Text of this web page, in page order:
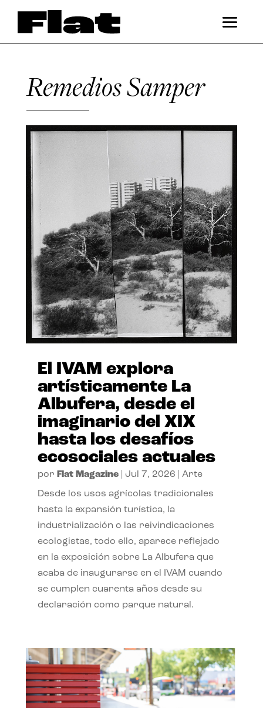
Remedios Samper
El IVAM explora
artísticamente La
Albufera, desde el
imaginario del XIX
hasta los desafíos
ecosociales actuales
por Flat Magazine| Jul 7, 2026 Arte
Desde los usos agrícolas tradicionales
hasta la expansión turística, la
industrialización o las reivindicaciones
ecologistas, todo ello, aparece reflejado
en la exposición sobre La Albufera que
acaba de inaugurarse en el IVAM cuando
se cumplen cuarenta años desde su
declaración como parque natural.